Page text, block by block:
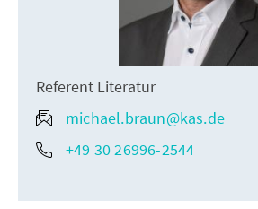
Referent Literatur
michael.braun@kas.de
+49 30 26996-2544